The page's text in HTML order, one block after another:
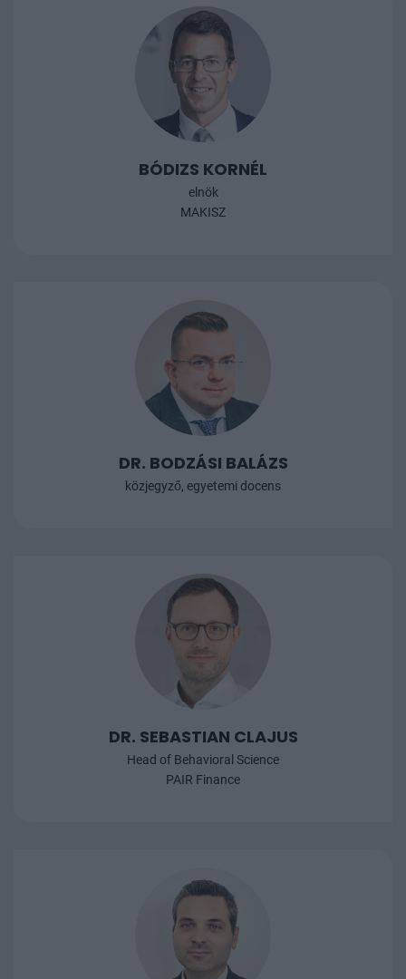
részletes programot a Követeléskezelési Trendek 2026
konferencia hivatalos weboldalán!
BÓDIZS KORNÉL
elnök
MAKISZ
DR. BODZÁSI BALÁZS
közjegyző, egyetemi docens
DR. SEBASTIAN CLAJUS
Head of Behavioral Science
PAIR Finance